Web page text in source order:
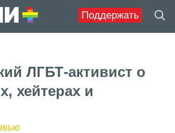
Поддержать
ЛГБТ-активист о
хейтерах и